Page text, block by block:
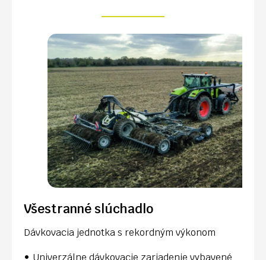
Všestranné slúchadlo
Dávkovacia jednotka s rekordným výkonom
Univerzálne dávkovacie zariadenie vybavené